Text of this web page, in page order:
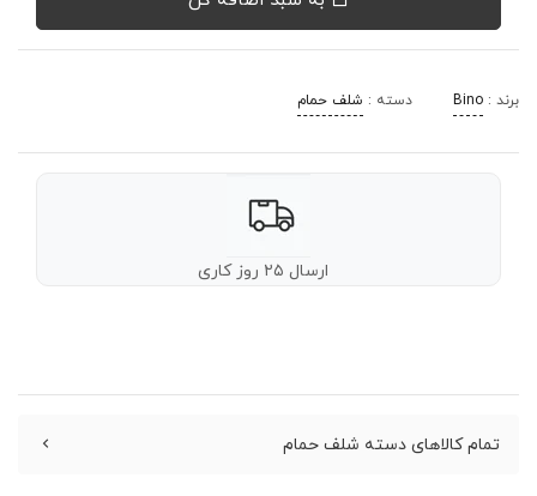
برند : Bino دسته : شلف حمام
ارسال ۲۵ روز کاری
تمام کالاهای دسته شلف حمام